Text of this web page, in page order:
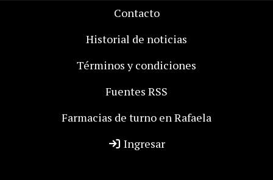
Contacto
Historial de noticias
Términos y condiciones
Fuentes RSS
Farmacias de turno en Rafaela
Ingresar